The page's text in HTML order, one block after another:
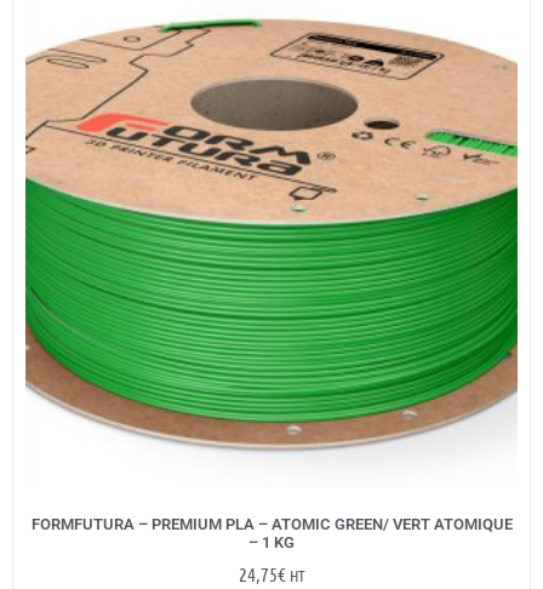
FORMFUTURA – PREMIUM PLA – ATOMIC GREEN/ VERT ATOMIQUE
– 1 KG
24,75€ HT